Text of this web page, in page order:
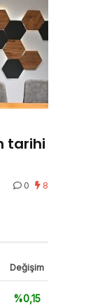
tarihi
0 8
Değişim
%0,15